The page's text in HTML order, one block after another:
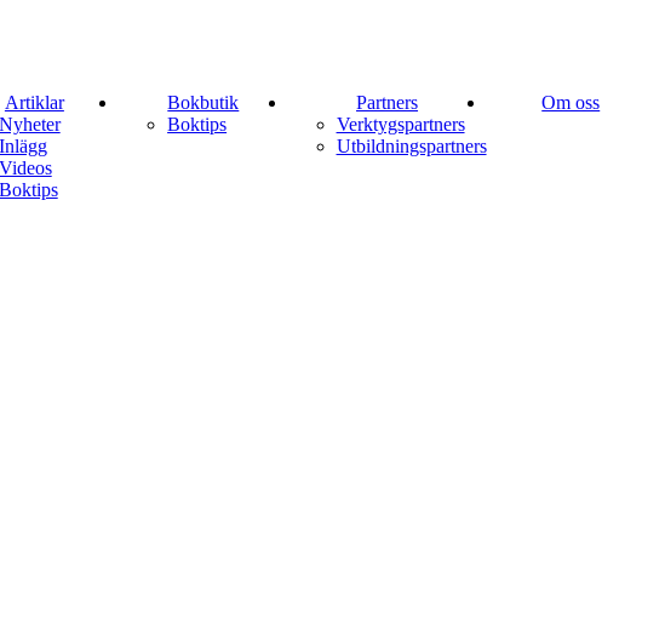
Artiklar
Nyheter
Inlägg
Videos
Boktips
Bokbutik
Boktips
Partners
Verktygspartners
Utbildningspartners
Om oss